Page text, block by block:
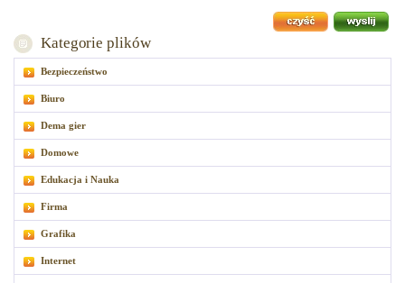
Kategorie plików
Bezpieczeństwo
Biuro
Dema gier
Domowe
Edukacja i Nauka
Firma
Grafika
Internet